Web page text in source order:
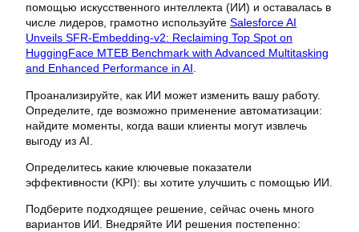
помощью искусственного интеллекта (ИИ) и оставалась в
числе лидеров, грамотно используйте Salesforce AI
Unveils SFR-Embedding-v2: Reclaiming Top Spot on
HuggingFace MTEB Benchmark with Advanced Multitasking
and Enhanced Performance in AI.
Проанализируйте, как ИИ может изменить вашу работу.
Определите, где возможно применение автоматизации:
найдите моменты, когда ваши клиенты могут извлечь
выгоду из AI.
Определитесь какие ключевые показатели
эффективности (KPI): вы хотите улучшить с помощью ИИ.
Подберите подходящее решение, сейчас очень много
вариантов ИИ. Внедряйте ИИ решения постепенно: